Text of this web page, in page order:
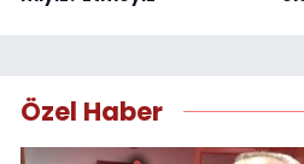
Özel Haber